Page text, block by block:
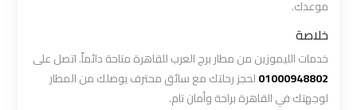
موعدك.
خلاصة
خدمات الليموزين من مطار برج العرب للقاهرة متاحة دائماً. اتصل على
01000948802لحجز رحلتك مع سائق محترف يوصلك من المطار
لوجهتك في القاهرة براحة وأمان تام.
الساخن
ليموزين
توصيل